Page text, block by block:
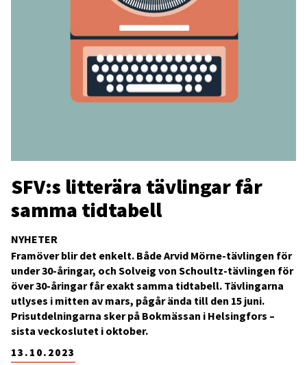
NYHETER
SFV:s litterära tävlingar får
samma tidtabell
13.10.2023
Framöver blir det enkelt. Både Arvid Mörne-tävlingen för
under 30-åringar, och Solveig von Schoultz-tävlingen för
över 30-åringar får exakt samma tidtabell. Tävlingarna
utlyses i mitten av mars, pågår ända till den 15 juni.
Prisutdelningarna sker på Bokmässan i Helsingfors –
sista veckoslutet i oktober.